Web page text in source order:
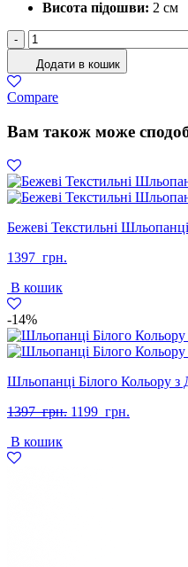
Висота підошви: 2 см
Босоніжки
Шкіряні
Чорні
На
Низькій
кількість
-
Додати в кошик
Compare
Вам також може
Бежеві Текстильні
1397 грн.
В кошик
-14%
Шльопанці Білого Кольору
1397 грн. Оригінальна
1199 грн.
В кошик